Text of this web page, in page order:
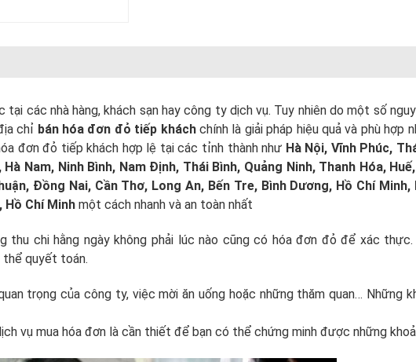
các nhà hàng, khách sạn hay công ty dịch vụ. Tuy nhiên do một số
chỉ bán hóa đơn đỏ tiếp kháchchính là giải pháp hiệu quả và phù hợp
đơn đỏ tiếp khách hợp lệ tại các tỉnh thành như Hà Nội, Vĩnh Phúc,
Nam, Ninh Bình, Nam Định, Thái Bình, Quảng Ninh, Thanh Hóa,
Đồng Nai, Cần Thơ, Long An, Bến Tre, Bình Dương, Hồ Chí Minh,
Hồ Chí Minh một cách nhanh và an toàn nhất
thu chi hằng ngày không phải lúc nào cũng có hóa đơn đỏ để xác thực.
thể quyết toán.
trọng của công ty, việc mời ăn uống hoặc những thăm quan… Những
vụ mua hóa đơn là cần thiết để bạn có thể chứng minh được những